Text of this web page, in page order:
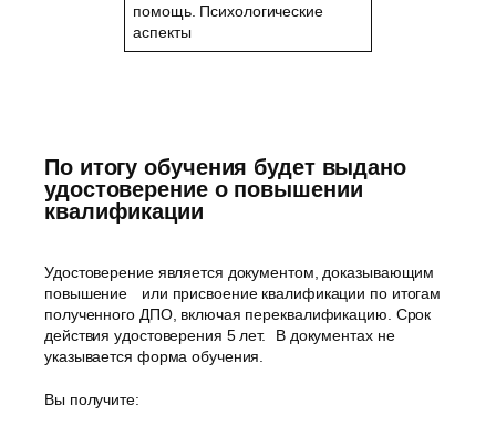
помощь. Психологические
аспекты
По итогу обучения будет выдано
удостоверение о повышении
квалификации
Удостоверение является документом, доказывающим
повышение или присвоение квалификации по итогам
полученного ДПО, включая переквалификацию. Срок
действия удостоверения 5 лет. В документах не
указывается форма обучения.
Вы получите: